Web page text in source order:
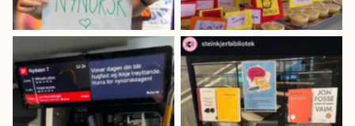
Ruter gav
informasjonen på
Steinkjer bibliotek
og mange andre